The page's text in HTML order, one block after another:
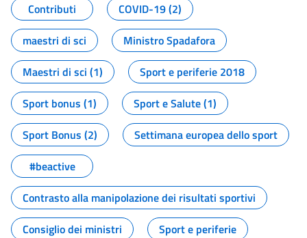
Contributi
COVID-19 (2)
maestri di sci
Ministro Spadafora
Maestri di sci (1)
Sport e periferie 2018
Sport bonus (1)
Sport e Salute (1)
Sport Bonus (2)
Settimana europea dello sport
#beactive
Contrasto alla manipolazione dei risultati sportivi
Consiglio dei ministri
Sport e periferie